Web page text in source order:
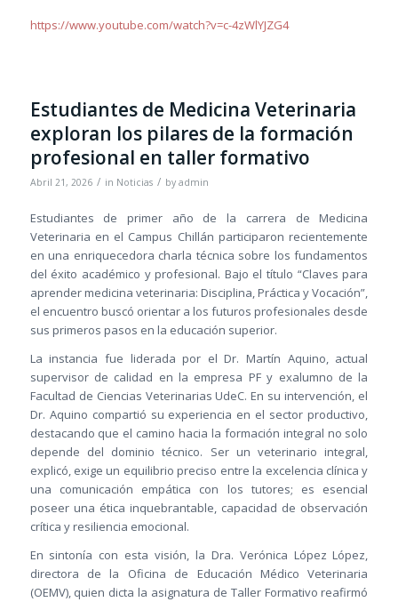
https://www.youtube.com/watch?v=c-4zWlYJZG4
Estudiantes de Medicina Veterinaria
exploran los pilares de la formación
profesional en taller formativo
Abril 21, 2026 / in Noticias / by admin
Estudiantes de primer año de la carrera de Medicina
Veterinaria en el Campus Chillán participaron recientemente
en una enriquecedora charla técnica sobre los fundamentos
del éxito académico y profesional. Bajo el título “Claves para
aprender medicina veterinaria: Disciplina, Práctica y Vocación”,
el encuentro buscó orientar a los futuros profesionales desde
sus primeros pasos en la educación superior.
La instancia fue liderada por el Dr. Martín Aquino, actual
supervisor de calidad en la empresa PF y exalumno de la
Facultad de Ciencias Veterinarias UdeC. En su intervención, el
Dr. Aquino compartió su experiencia en el sector productivo,
destacando que el camino hacia la formación integral no solo
depende del dominio técnico. Ser un veterinario integral,
explicó, exige un equilibrio preciso entre la excelencia clínica y
una comunicación empática con los tutores; es esencial
poseer una ética inquebrantable, capacidad de observación
crítica y resiliencia emocional.
En sintonía con esta visión, la Dra. Verónica López López,
directora de la Oficina de Educación Médico Veterinaria
(OEMV), quien dicta la asignatura de Taller Formativo reafirmó